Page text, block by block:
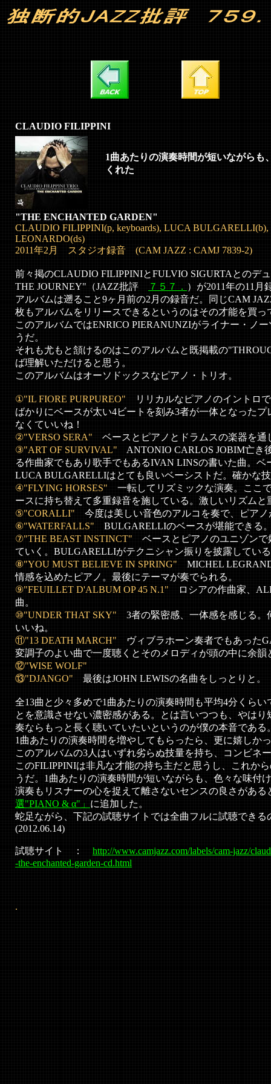
CLAUDIO FILIPPINI
1曲あたりの演奏時間が短いながらも
くれた
"THE ENCHANTED GARDEN"
CLAUDIO FILIPPINI(p, keyboards), LUCA
LEONARDO(ds)
2011年2月 スタジオ録音 (CAM JAZZ : CAMJ 7839-2)
前々掲のCLAUDIO FILIPPINIとFULVIO SIGURTAとのデ
THE JOURNEY"（JAZZ批評
７５７． ）が2011年の11月
アルバムは遡ること9ヶ月前の2月の録音だ。同じCAM
枚もアルバムをリリースできるというのはその才能を買
このアルバムではENRICO PIERANUNZIがライナー・ノ
うだ。
それも尤もと頷けるのはこのアルバムと既掲載の
ば理解いただけると思う。
このアルバムはオーソドックスなピアノ・トリオ。
①"IL FIORE PURPUREO"
リリカルなピアノのイントロ
ばかりにベースが太い4ビートを刻み3者が一体となった
なくていいね！
②"VERSO SERA" ベースとピアノとドラムスの楽器を通
③"ART OF SURVIVAL" ANTONIO CARLOS JOBIM亡き
る作曲家でもあり歌手でもあるIVAN LINSの書いた曲。ベ
LUCA BULGARELLIはとても良いベーシストだ。確かな
④"FLYING HORSES" 一転してリズミックな演奏。ここ
ースに持ち替えて多重録音を施している。激しいリズムと
⑤"CORALLI" 今度は美しい音色のアルコを奏で、ピアノ
⑥"WATERFALLS" BULGARELLIのベースが堪能できる
⑦"THE BEAST INSTINCT" ベースとピアノのユニゾン
ていく。BULGARELLIがテクニシャン振りを披露してい
⑧"YOU MUST BELIEVE IN SPRING" MICHEL
情感を込めたピアノ。最後にテーマが奏でられる。
⑨"FEUILLET D'ALBUM OP 45 N.1"
ロシアの作曲家、
曲。
⑩"UNDER THAT SKY" 3者の緊密感、一体感を感じる
いいね。
⑪"13 DEATH MARCH"
ヴィブラホーン奏者でもあった
変調子のよい曲で一度聴くとそのメロディが頭の中に余韻
⑫"WISE WOLF"
⑬"DJANGO" 最後はJOHN LEWISの名曲をしっとりと。
全13曲と少々多めで1曲あたりの演奏時間も平均4分くら
とを意識させない濃密感がある。とは言いつつも、やは
奏ならもっと長く聴いていたいというのが僕の本音である
1曲あたりの演奏時間を増やしてもらったら、更に嬉しか
このアルバムの3人はいずれ劣らぬ技量を持ち、コンビネ
このFILIPPINIは非凡な才能の持ち主だと思うし、これか
うだ。1曲あたりの演奏時間が短いながらも、色々な味付
演奏もリスナーの心を捉えて離さないセンスの良さがある
選"PIANO & α"」 に追加した。
蛇足ながら、下記の試聴サイトでは全曲フルに試聴
(2012.06.14)
試聴サイト ： http://www.camjazz.com/labels/cam-jazz/
-the-enchanted-garden-cd.html
.